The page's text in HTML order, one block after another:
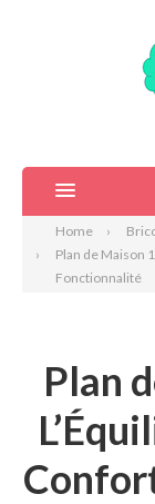
Home
Plan de Maison
Fonctionnalité
Plan